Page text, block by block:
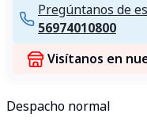
Pregúntanos de
56974010800
Visítanos en
Despacho normal